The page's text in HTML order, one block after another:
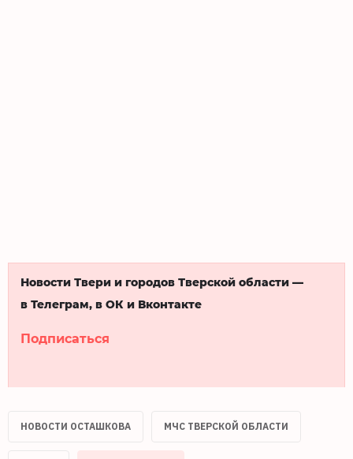
Новости Твери и городов Тверской области —
в Телеграм, в ОК и Вконтакте
Подписаться
НОВОСТИ ОСТАШКОВА МЧС ТВЕРСКОЙ ОБЛАСТИ